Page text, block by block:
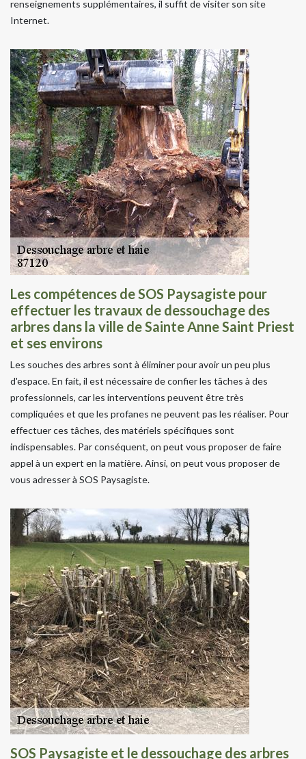
renseignements supplémentaires, il suffit de visiter son site
Internet.
Les compétences de SOS Paysagiste pour
effectuer les travaux de dessouchage des
arbres dans la ville de Sainte Anne Saint Priest
et ses environs
Les souches des arbres sont à éliminer pour avoir un peu plus
d'espace. En fait, il est nécessaire de confier les tâches à des
professionnels, car les interventions peuvent être très
compliquées et que les profanes ne peuvent pas les réaliser. Pour
effectuer ces tâches, des matériels spécifiques sont
indispensables. Par conséquent, on peut vous proposer de faire
appel à un expert en la matière. Ainsi, on peut vous proposer de
vous adresser à SOS Paysagiste.
SOS Paysagiste et le dessouchage des arbres